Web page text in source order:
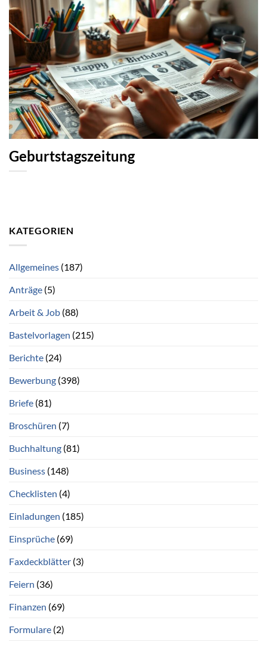
Geburtstagszeitung
KATEGORIEN
Allgemeines (187)
Anträge (5)
Arbeit & Job (88)
Bastelvorlagen (215)
Berichte (24)
Bewerbung (398)
Briefe (81)
Broschüren (7)
Buchhaltung (81)
Business (148)
Checklisten (4)
Einladungen (185)
Einsprüche (69)
Faxdeckblätter (3)
Feiern (36)
Finanzen (69)
Formulare (2)